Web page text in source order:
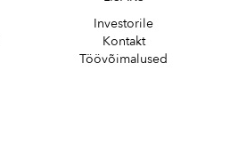
Investorile
Kontakt
Töövõimalused